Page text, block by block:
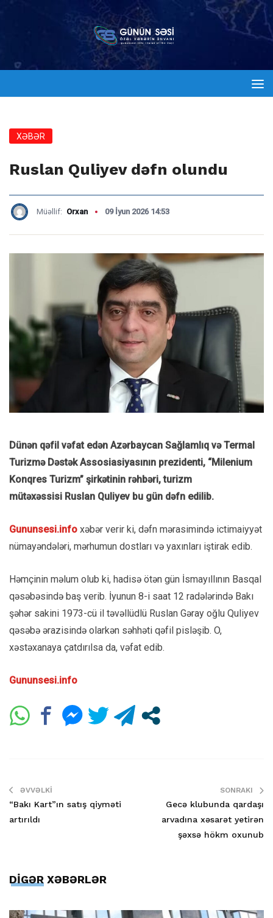
XƏBƏR
Ruslan Quliyev dəfn olundu
Müəllif: Orxan 09 İyun 2026 14:53
Dünən qəfil vəfat edən Azərbaycan Sağlamlıq və Termal
Turizmə Dəstək Assosiasiyasının prezidenti, “Milenium
Konqres Turizm” şirkətinin rəhbəri, turizm
mütəxəssisi Ruslan Quliyev bu gün dəfn edilib.
Gununsesi.info xəbər verir ki, dəfn mərasimində ictimaiyyət
nümayəndələri, mərhumun dostları və yaxınları iştirak edib.
Həmçinin məlum olub ki, hadisə ötən gün İsmayıllının Basqal
qəsəbəsində baş verib. İyunun 8-i saat 12 radələrində Bakı
şəhər sakini 1973-cü il təvəllüdlü Ruslan Gəray oğlu Quliyev
qəsəbə ərazisində olarkən səhhəti qəfil pisləşib. O,
xəstəxanaya çatdırılsa da, vəfat edib.
Gununsesi.info
ƏVVƏLKI
“Bakı Kart”ın satış qiyməti
artırıldı
SONRAKI
Gecə klubunda qardaşı
arvadına xəsarət yetirən
şəxsə hökm oxunub
DİGƏR XƏBƏRLƏR